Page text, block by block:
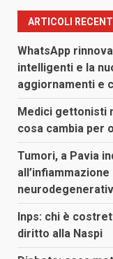
ARTICOLI RECENTI
WhatsApp
intelligenti e la
aggiornamenti e
Medici gettonisti
cosa cambia per
Tumori, a Pavia
Inps: chi è
diritto alla Naspi